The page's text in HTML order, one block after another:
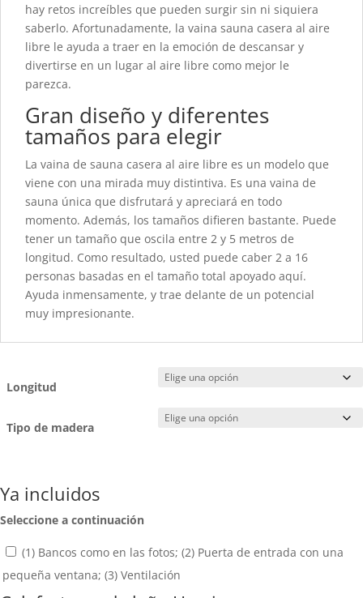
hay retos increíbles que pueden surgir sin ni siquiera
saberlo. Afortunadamente, la vaina sauna casera al aire
libre le ayuda a traer en la emoción de descansar y
divertirse en un lugar al aire libre como mejor le
parezca.
Gran diseño y diferentes
tamaños para elegir
La vaina de sauna casera al aire libre es un modelo que
viene con una mirada muy distintiva. Es una vaina de
sauna única que disfrutará y apreciará en todo
momento. Además, los tamaños difieren bastante. Puede
tener un tamaño que oscila entre 2 y 5 metros de
longitud. Como resultado, usted puede caber 2 a 16
personas basadas en el tamaño total apoyado aquí.
Ayuda inmensamente, y trae delante de un potencial
muy impresionante.
Longitud
Tipo de madera
Ya incluidos
Seleccione a continuación
(1) Bancos como en las fotos; (2) Puerta de entrada con una
pequeña ventana; (3) Ventilación